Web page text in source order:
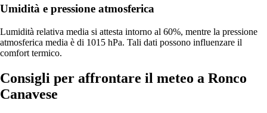
Umidità e pressione atmosferica
Lumidità relativa media si attesta intorno al 60%, mentre la pressione
atmosferica media è di 1015 hPa. Tali dati possono influenzare il
comfort termico.
Consigli per affrontare il meteo a Ronco
Canavese